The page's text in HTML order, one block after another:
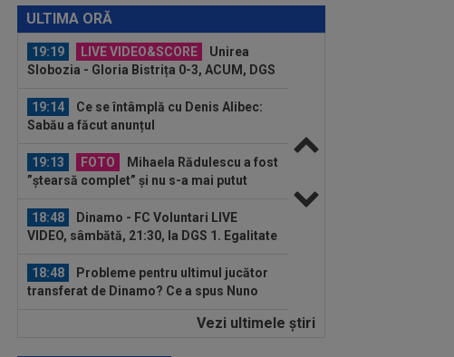
ULTIMA ORĂ
ce a jucat în KuPS - Universitatea Craiova
19:19 LIVE VIDEO&SCORE
Unirea
Slobozia - Gloria Bistrița 0-3, ACUM, DGS
19:14
Ce se întâmplă cu Denis Alibec:
Sabău a făcut anunțul
19:13 FOTO
Mihaela Rădulescu a fost
”ștearsă complet” și nu s-a mai putut
18:48
Dinamo - FC Voluntari LIVE
VIDEO, sâmbătă, 21:30, la DGS 1. Egalitate
18:48
Probleme pentru ultimul jucător
transferat de Dinamo? Ce a spus Nuno
Franco Mastantuono a
Vezi ultimele ştiri